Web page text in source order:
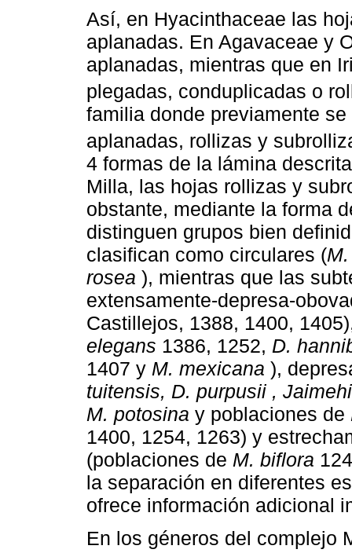
Así, en Hyacinthaceae las
aplanadas. En Agavaceae y
aplanadas, mientras que en
plegadas, conduplicadas o
familia donde previamente
aplanadas, rollizas y
4 formas de la lámina
Milla, las hojas rollizas y
obstante, mediante la forma
distinguen grupos bien
clasifican como circulares (
rosea ), mientras que las
extensamente-depresa-
Castillejos, 1388, 1400,
elegans 1386, 1252, D.
1407 y M. mexicana ),
tuitensis, D. purpusii ,
M. potosina y poblaciones de
1400, 1254, 1263) y
(poblaciones de M. biflora
la separación en diferentes
ofrece información adicional
En los géneros del complejo